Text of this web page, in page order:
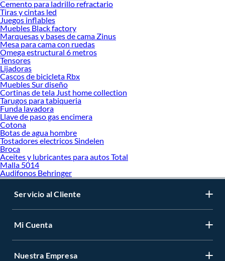
Cemento para ladrillo refractario
Tiras y cintas led
Juegos inflables
Muebles Black factory
Marquesas y bases de cama Zinus
Mesa para cama con ruedas
Omega estructural 6 metros
Tensores
Lijadoras
Cascos de bicicleta Rbx
Muebles Sur diseño
Cortinas de tela Just home collection
Tarugos para tabiqueria
Funda lavadora
Llave de paso gas encimera
Cotona
Botas de agua hombre
Tostadores electricos Sindelen
Broca
Aceites y lubricantes para autos Total
Malla 5014
Audifonos Behringer
Servicio al Cliente
Mi Cuenta
Nuestra Empresa